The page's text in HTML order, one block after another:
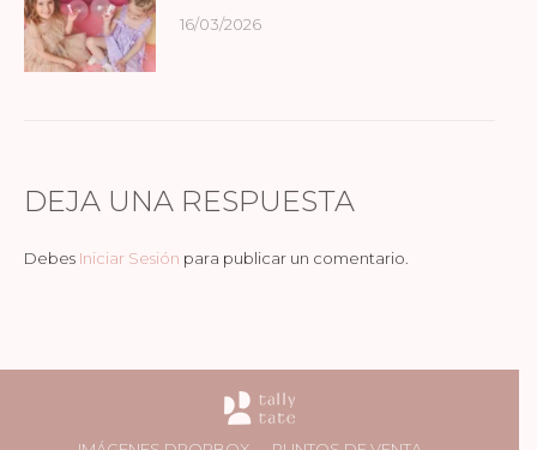
16/03/2026
DEJA UNA RESPUESTA
Debes Iniciar Sesión para publicar un comentario.